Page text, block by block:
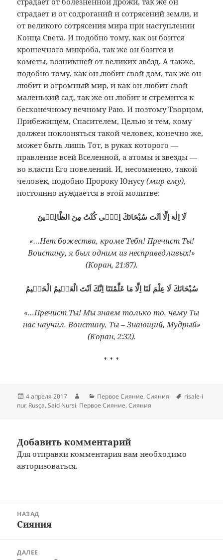
страдает и от содроганий и сотрясений земли, и
от великого сотрясения мира при наступлении
Конца Света. И подобно тому, как он боится
крошечного микроба, так же он боится и
кометы, возникшей от великих звёзд. А также,
подобно тому, как он любит свой дом, так же он
любит и огромный мир, и как он любит свой
маленький сад, так же он любит и стремится к
бесконечному вечному Раю. И поэтому Творцом,
Прибежищем, Спасителем, Целью и тем, кому
должен поклоняться такой человек, конечно же,
может быть лишь Тот, в руках которого —
правление всей Вселенной, а атомы и звезды —
во власти Его повелений. И, несомненно, такой
человек, подобно Пророку Юнусу(мир ему),
постоянно нуждается в этой молитве:
لَٓا اِلٰهَ اِلَّٓا اَنْتَ سُبْحَانَكَ اِنّٖى كُنْتُ مِنَ الظَّالِمٖينَ
«…Нет божества, кроме Тебя! Пречист Ты!
Воистину, я был одним из несправедливых!»
(Коран, 21:87).
سُبْحَانَكَ لَا عِلْمَ لَنَٓا اِلَّا مَا عَلَّمْتَنَٓا اِنَّكَ اَنْتَ الْعَلٖيمُ الْحَكٖيمُ
«…Пречист Ты! Мы знаем только то, чему Ты
нас научил. Воистину, Ты – Знающий, Мудрый»
(Коран, 2:32).
* * *
Опубликовано
4 апреля 2017 АвторРубрики
Первое Сияние,Сияния Метки
risale-i
nur, Rusça,Said Nursi, Первое Сияние,Сияния
Добавить комментарий
Для отправки комментария вам необходимо
авторизоваться.
записям
НАЗАД
Предыдущая
Сияния
ДАЛЕЕ